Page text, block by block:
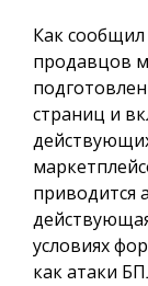
Как сообщил
продавцов
страниц и
приводится
условиях
как атаки